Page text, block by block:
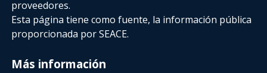
proveedores.
Esta página tiene como fuente, la información pública
proporcionada por SEACE.
Más información